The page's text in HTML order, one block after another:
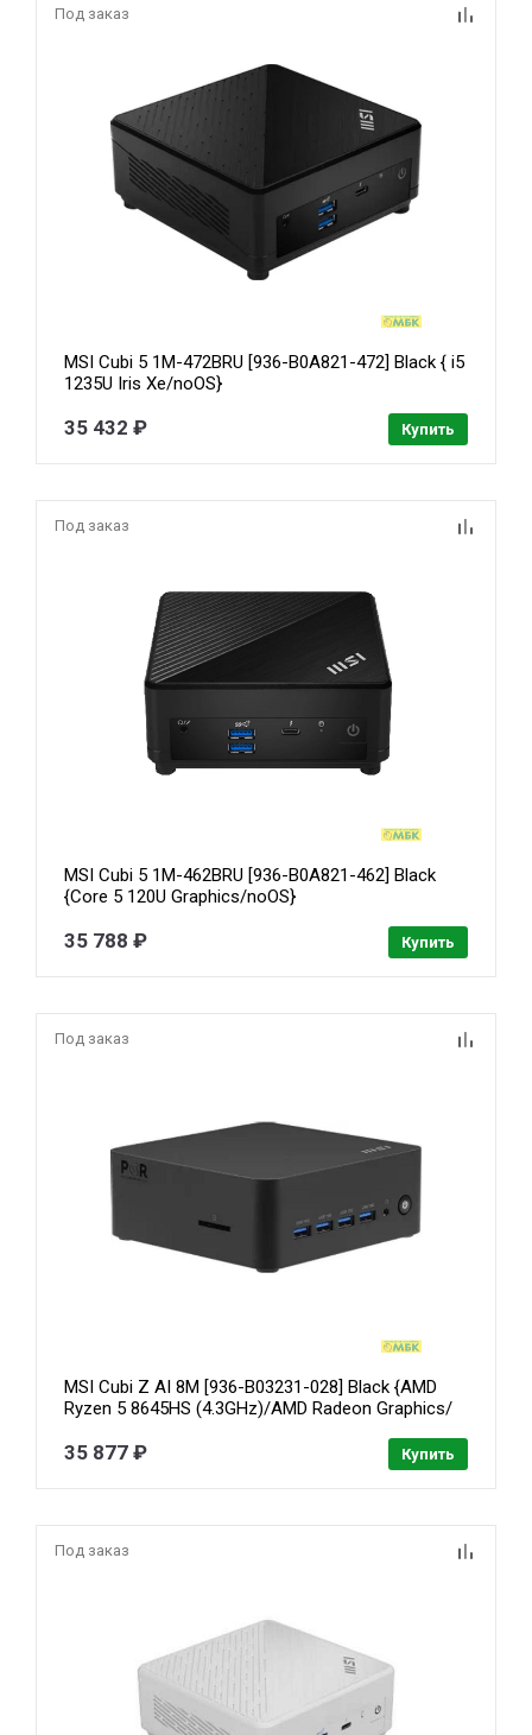
Под заказ
MSI Cubi 5 1M-472BRU [936-B0A821-472] Black { i5
1235U Iris Xe/noOS}
35 432 ₽ Купить
Под заказ
MSI Cubi 5 1M-462BRU [936-B0A821-462] Black
{Core 5 120U Graphics/noOS}
35 788 ₽ Купить
Под заказ
MSI Cubi Z AI 8M [936-B03231-028] Black {AMD
Ryzen 5 8645HS (4.3GHz)/AMD Radeon Graphics/
35 877 ₽ Купить
Под заказ